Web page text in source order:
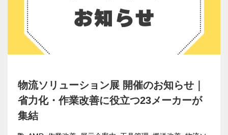
物流ソリューション展 開催のお知らせ｜
省力化・作業改善に役立つ23メーカーが
集結